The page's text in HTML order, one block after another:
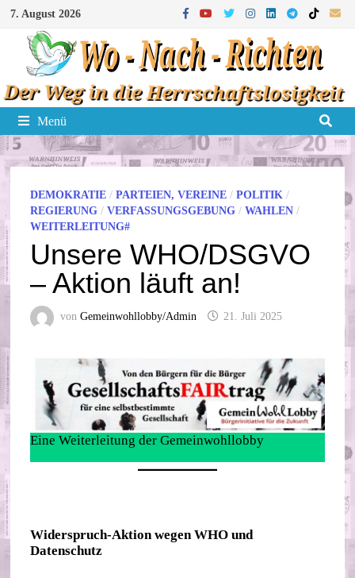
Zum
Inhalt
springen
7. August 2026
Menü
DEMOKRATIE /PARTEIEN, VEREINE /POLITIK /
REGIERUNG /VERFASSUNGSGEBUNG /WAHLEN /
WEITERLEITUNG#
Unsere WHO/DSGVO
– Aktion läuft an!
vonGemeinwohllobby/Admin 21. Juli 2025
Eine Weiterleitung der Gemeinwohllobby
Widerspruch-Aktion wegen WHO und
Datenschutz